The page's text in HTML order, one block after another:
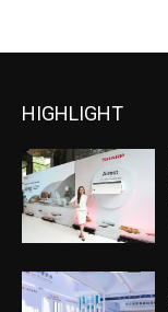
HIGHLIGHT